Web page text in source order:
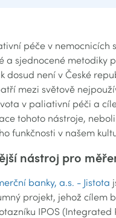
péče v nemocnicích
a sjednocené metodiky
dosud není v České
mezi světově
v paliativní péči a
tohoto nástroje,
funkčnosti v našem
nástroj pro
banky, a.s. - Jistota
projekt, jehož cílem
IPOS (Integrated